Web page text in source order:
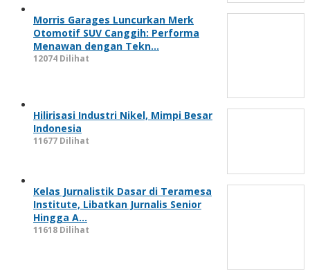
Morris Garages Luncurkan Merk
Otomotif SUV Canggih: Performa
Menawan dengan Tekn…
12074 Dilihat
Hilirisasi Industri Nikel, Mimpi Besar
Indonesia
11677 Dilihat
Kelas Jurnalistik Dasar di Teramesa
Institute, Libatkan Jurnalis Senior
Hingga A…
11618 Dilihat